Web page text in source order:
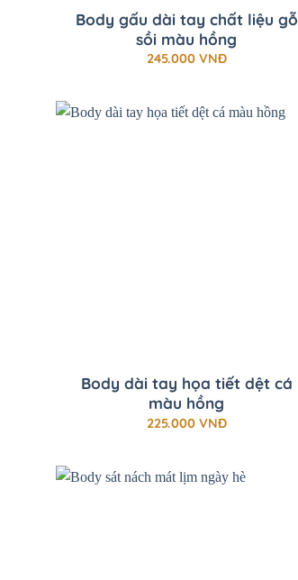
Body gấu dài tay chất liệu gỗ
sồi màu hồng
245.000 VNĐ
Body dài tay họa tiết dệt cá
màu hồng
225.000 VNĐ